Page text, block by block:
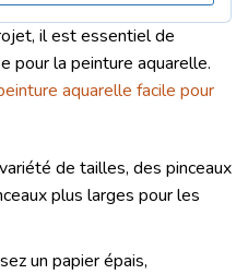
il est essentiel de
pour la peinture aquarelle.
aquarelle facile pour
de tailles, des pinceaux
plus larges pour les
un papier épais,